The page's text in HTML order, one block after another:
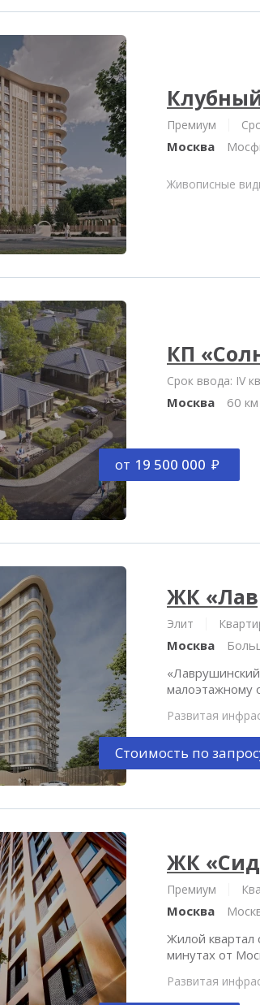
Премиум
Москва
Живописные
КП
Срок ввода: IV
Москва 60
от 19 500 000
ЖК
Элит
Москва
малоэтажному
Развитая
Стоимость по
ЖК
Премиум
Москва
Жилой квартал
минутах от
Развитая